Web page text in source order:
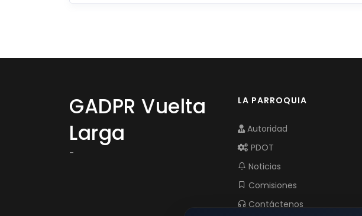
GADPR Vuelta
Larga
-
LA PARROQUIA
Autoridad
PDOT
Noticias
Comisiones
Contáctenos